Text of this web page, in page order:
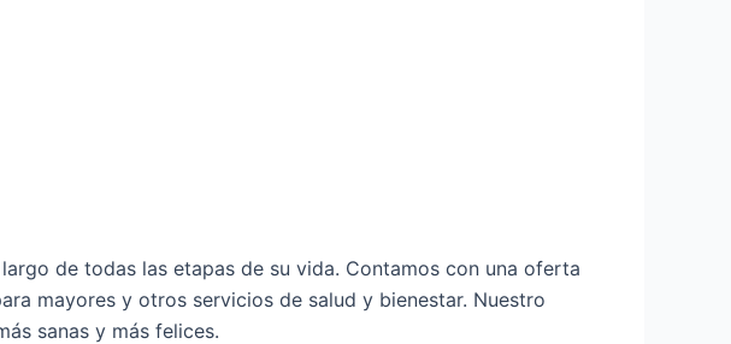
de todas las etapas de su vida. Contamos con una oferta
mayores y otros servicios de salud y bienestar. Nuestro
sanas y más felices.